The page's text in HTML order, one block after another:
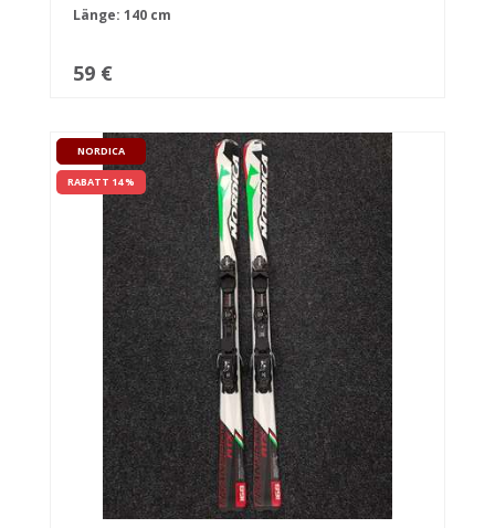
Länge: 140 cm
59 €
NORDICA
RABATT 14 %